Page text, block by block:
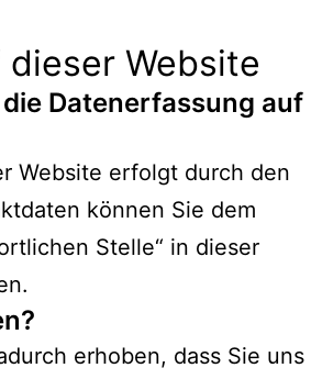
Website
Datenerfassung auf
Website erfolgt durch den
können Sie dem
Stelle“ in dieser
erhoben, dass Sie uns